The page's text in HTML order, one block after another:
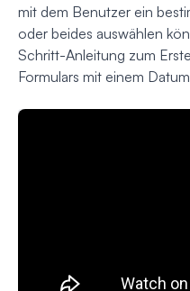
mit dem Benutzer ein
oder beides auswählen
Schritt-Anleitung zum
Formulars mit einem